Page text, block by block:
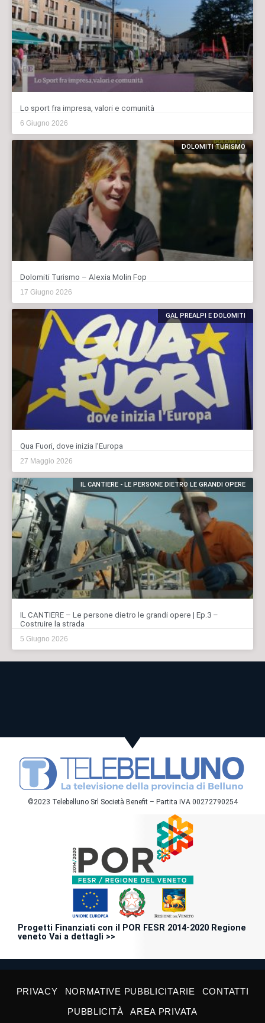
Lo sport fra impresa, valori e comunità
6 Giugno 2026
DOLOMITI TURISMO
Dolomiti Turismo – Alexia Molin Fop
17 Giugno 2026
GAL PREALPI E DOLOMITI
Qua Fuori, dove inizia l’Europa
27 Maggio 2026
IL CANTIERE - LE PERSONE DIETRO LE GRANDI OPERE
IL CANTIERE – Le persone dietro le grandi opere | Ep.3 –
Costruire la strada
5 Giugno 2026
©2023 Telebelluno Srl Società Benefit – Partita IVA 00272790254
Progetti Finanziati con il POR FESR 2014-2020 Regione
veneto Vai a dettagli >>
PRIVACY NORMATIVE PUBBLICITARIE
CONTATTI
PUBBLICITÀ
AREA PRIVATA